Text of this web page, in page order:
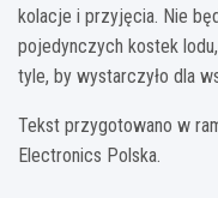
kolacje i przyjęcia. Nie
pojedynczych kostek
tyle, by wystarczyło dla
Tekst przygotowano w
Electronics Polska.